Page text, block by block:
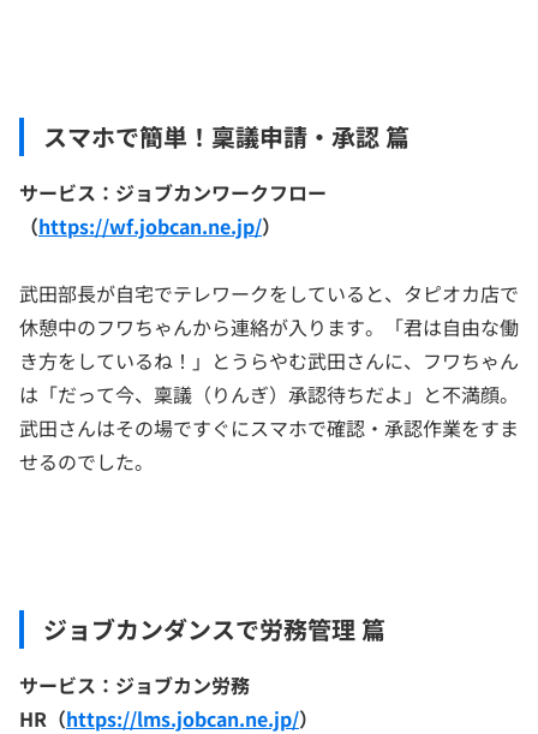
スマホで簡単！稟議申請・承認 篇
サービス：ジョブカンワークフロー
（https://wf.jobcan.ne.jp/）
武田部長が自宅でテレワークをしていると、タピオカ店で
休憩中のフワちゃんから連絡が入ります。「君は自由な働
き方をしているね！」とうらやむ武田さんに、フワちゃん
は「だって今、稟議（りんぎ）承認待ちだよ」と不満顔。
武田さんはその場ですぐにスマホで確認・承認作業をすま
せるのでした。
ジョブカンダンスで労務管理 篇
サービス：ジョブカン労務
HR（https://lms.jobcan.ne.jp/）